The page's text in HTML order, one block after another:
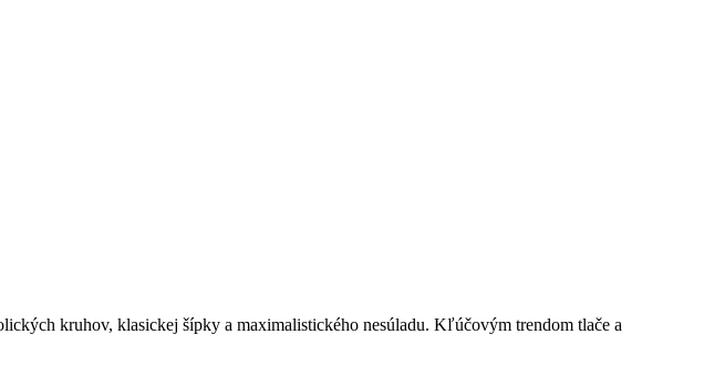
kruhov, klasickej šípky a maximalistického nesúladu. Kľúčovým trendom tlače a